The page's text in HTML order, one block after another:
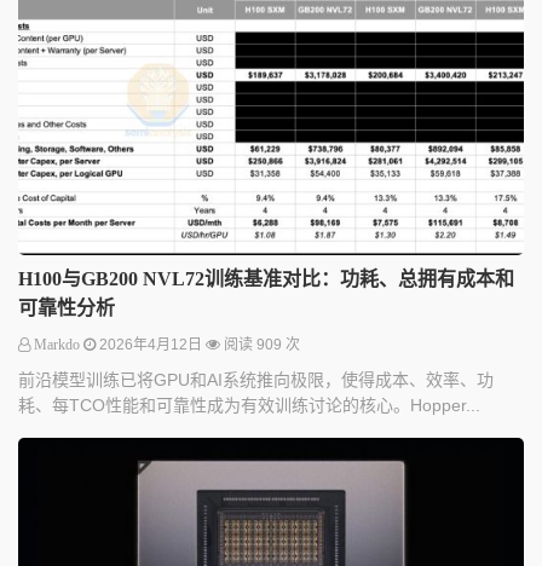
H100与GB200 NVL72训练基准对比：功耗、总拥有成本和
可靠性分析
Markdo 2026年4月12日 阅读 909 次
前沿模型训练已将GPU和AI系统推向极限，使得成本、效率、功
耗、每TCO性能和可靠性成为有效训练讨论的核心。Hopper...